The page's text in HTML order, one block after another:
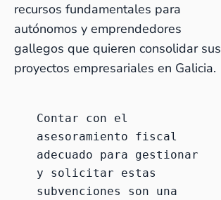
recursos fundamentales para
autónomos y emprendedores
gallegos que quieren consolidar sus
proyectos empresariales en Galicia.
asesoramiento fiscal
adecuado para gestionar
y solicitar estas
subvenciones son una